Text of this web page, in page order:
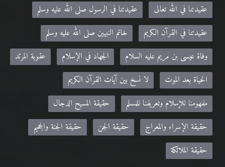
عقيدتنا في الله تعالى
عقيدتنا في الرسول صلى الله عليه وسلم
عقيدتنا في القرآن الكريم
خاتم النبيين صلى الله عليه وسلم
وفاة عيسى بن مريم عليه السلام
الجهاد في الإسلام
عقوبة المرتد
الحياة بعد الموت
لا نسخ بين آيات القرآن الكريم
مفهومنا للإسلام وتعريفنا للمسلم
حقيقة المسيح الدجال
حقيقة الإسراء والمعراج
حقيقة الجن
حقيقة الجنة والجحيم
حقيقة الملائكة